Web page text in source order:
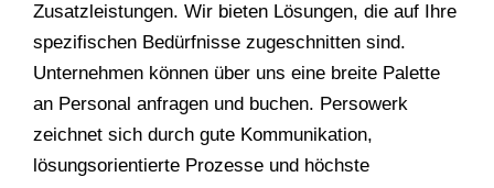
Zusatzleistungen. Wir bieten Lösungen, die auf Ihre
spezifischen Bedürfnisse zugeschnitten sind.
Unternehmen können über uns eine breite Palette
an Personal anfragen und buchen. Persowerk
zeichnet sich durch gute Kommunikation,
lösungsorientierte Prozesse und höchste